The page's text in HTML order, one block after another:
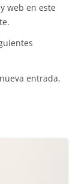
web en este
entrada.